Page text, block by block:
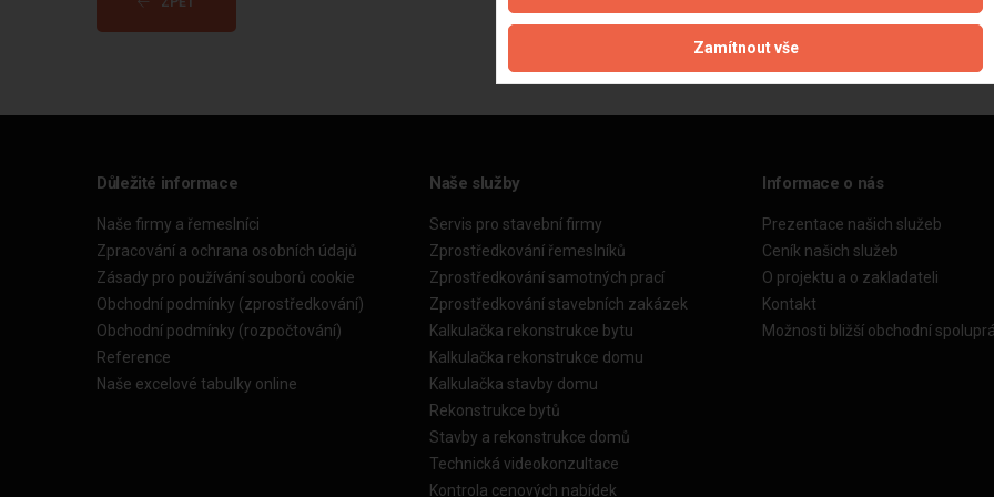
Důležité informace
Naše firmy a řemeslníci
Zpracování a ochrana osobních údajů
Zásady pro používání souborů cookie
Obchodní podmínky (zprostředkování)
Obchodní podmínky (rozpočtování)
Reference
Naše excelové tabulky online
Naše služby
Servis pro stavební firmy
Zprostředkování řemeslníků
Zprostředkování samotných prací
Zprostředkování stavebních zakázek
Kalkulačka rekonstrukce bytu
Kalkulačka rekonstrukce domu
Kalkulačka stavby domu
Rekonstrukce bytů
Stavby a rekonstrukce domů
Technická videokonzultace
Kontrola cenových nabídek
Informace o nás
Prezentace našich služeb
Ceník našich služeb
O projektu a o zakladateli
Kontakt
Možnosti bližší obchodní
Zamítnout vše